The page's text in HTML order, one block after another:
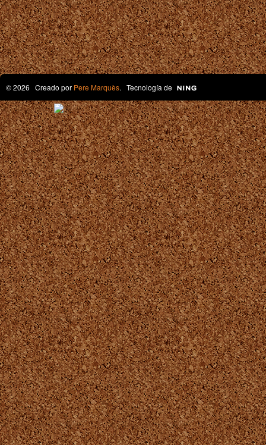
© 2026 Creado por Pere Marquès. Tecnología de